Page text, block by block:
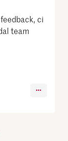
ci
team